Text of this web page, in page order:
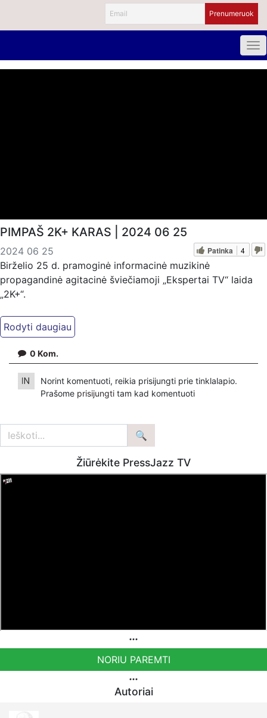
PIMPAŠ 2K+ KARAS | 2024 06 25
2024 06 25 Patinka 4
Birželio 25 d. pramoginė informacinė muzikinė
propagandinė agitacinė šviečiamoji „Ekspertai TV“ laida
„2K+“.
Kiti mūsų kanalai:
Ekspertai.eu Telegram'e – https://t.me/ekspertaiTelegram
https://www.ekspertai.eu
Mūsų veikla galima tik dėka skaitytojų ir žiūrovų, mus
VšĮ „Ekspertai.eu“ per PayPal paspaudę šią nuorodą –
https://www.paypal.com/paypalme/Ekspertaieu?
0 Kom.
Norint komentuoti, reikia prisijungti prie tinklalapio.
Prašome prisijungti tam kad komentuoti
Žiūrėkite PressJazz TV
NORIU PAREMTI
Autoriai